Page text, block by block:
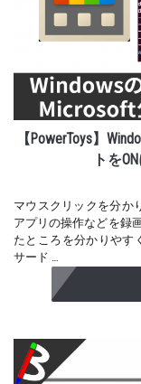
【PowerToys】
トを
マウスクリックを分か
アプリの操作などを録
たところを分かりやす
サード …